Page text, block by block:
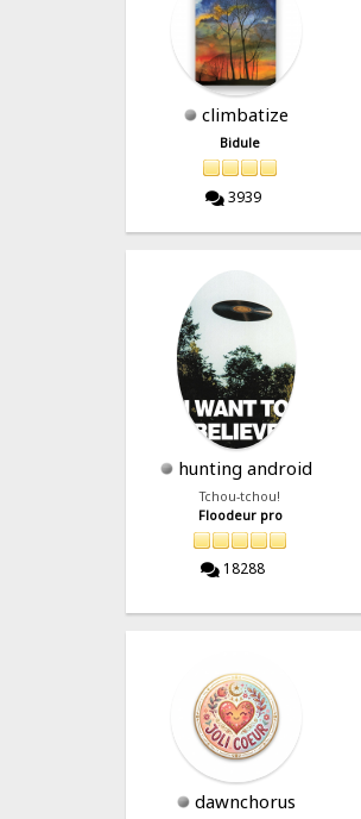
climbatize
Bidule
3939
hunting android
Tchou-tchou!
Floodeur pro
18288
dawnchorus